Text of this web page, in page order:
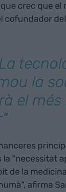
crec que el
cofundador del
la
el
la "necessitat
de la
afirma